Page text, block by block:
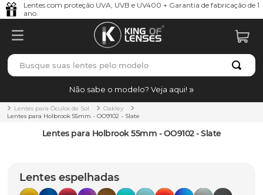
Lentes com proteção UVA, UVB e UV400 + Garantia de fabricação de 1
ano.
Busque suas lentes pelo modelo
Não sabe o modelo? Veja aqui!
Lentes para Óculos de Sol
Oakley
Lentes para Holbrook 55mm - OO9102 - Slate
Lentes para Holbrook 55mm - OO9102 - Slate
Lentes espelhadas
TERMOS MAIS BUSCADOS
1º borrachas
holbrook
5º chaves